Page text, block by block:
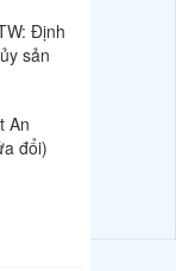
Định
sản
An
đổi)
toán